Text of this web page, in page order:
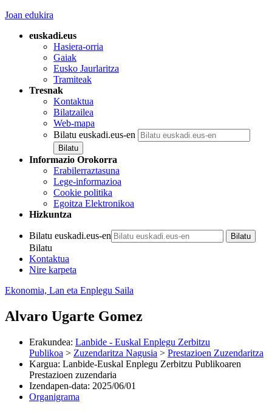
Joan edukira
euskadi.eus
Hasiera-orria
Gaiak
Eusko Jaurlaritza
Tramiteak
Tresnak
Kontaktua
Bilatzailea
Web-mapa
Bilatu euskadi.eus-en
Informazio Orokorra
Erabilerraztasuna
Lege-informazioa
Cookie politika
Egoitza Elektronikoa
Hizkuntza
Bilatu euskadi.eus-en
Bilatu
Kontaktua
Nire karpeta
Ekonomia, Lan eta Enplegu Saila
Alvaro Ugarte Gomez
Erakundea: Lanbide - Euskal Enplegu Zerbitzu
Publikoa > Zuzendaritza Nagusia > Prestazioen Zuzendaritza
Kargua: Lanbide-Euskal Enplegu Zerbitzu Publikoaren
Prestazioen zuzendaria
Izendapen-data: 2025/06/01
Organigrama